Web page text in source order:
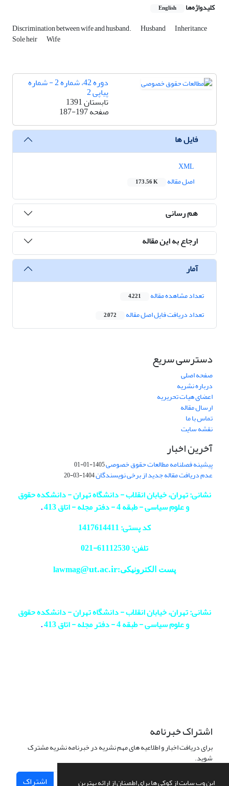
این وب سایت از کوکی ها برای اطمینان از ارائه بهترین
کلیدواژه‌ها English
Discrimination between wife and husband. Husband Inheritance
Sole heir Wife
دوره 42، شماره 2 - شماره
پیاپی 2
تابستان 1391
صفحه187-197
فایل ها
اصل مقاله
173.56 K
هم رسانی
ارجاع به این مقاله
آمار
تعداد مشاهده مقاله 4,221
تعداد دریافت فایل اصل مقاله 2,072
دسترسی سریع
صفحه اصلی
درباره نشریه
اعضای هیات تحریریه
ارسال مقاله
تماس با ما
نقشه سایت
آخرین اخبار
پیشینه فصلنامه مطالعات حقوق خصوصی1405-01-01
عدم دریافت مقاله جدید از برخی نویسندگان1404-03-20
نشانی: تهران، خیابان انقلاب - دانشگاه تهران - دانشکده حقوق
و علوم سیاسی - طبقه 4 - دفتر مجله - اتاق 413
.
کد پستی: 1417614411
تلفن: 61112530-
021
پست الکترونیکی:lawmag@ut.ac.ir
نشانی: تهران، خیابان انقلاب - دانشگاه تهران - دانشکده حقوق
و علوم سیاسی - طبقه 4 - دفتر مجله - اتاق 413
.
اشتراک خبرنامه
برای دریافت اخبار و اطلاعیه های مهم نشریه در خبرنامه نشریه مشترک
شوید.
اشتراک